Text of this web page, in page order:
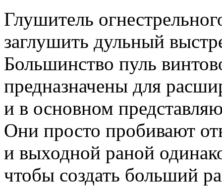
Глушитель
заглушить дульный
Большинство пуль
предназначены для
и в основном
Они просто пробивают
и выходной раной
чтобы создать больший